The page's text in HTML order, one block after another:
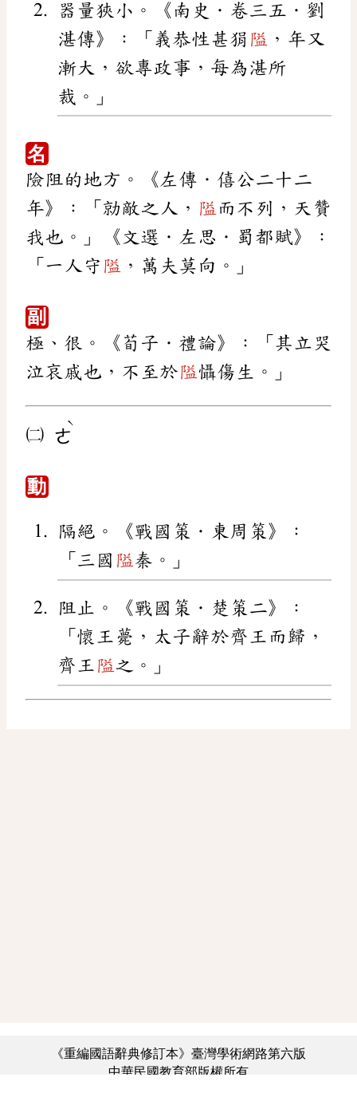
器量狹小。《南史．卷三五．劉
湛傳》：「義恭性甚狷 隘 ，年又
漸大，欲專政事，每為湛所
裁。」
名
險阻的地方。《左傳．僖公二十二
年》：「勍敵之人， 隘 而不列，天贊
我也。」《文選．左思．蜀都賦》：
「一人守 隘 ，萬夫莫向。」
副
極、很。《荀子．禮論》：「其立哭
泣哀戚也，不至於隘懾傷生。」
㈡ ㄜ
ˋ
動
隔絕。《戰國策．東周策》：
「三國 隘秦。」
阻止。《戰國策．楚策二》：
「懷王薨，太子辭於齊王而歸，
齊王 隘之。」
《重編國語辭典修訂本》臺灣學術網路第六版
中華民國教育部版權所有